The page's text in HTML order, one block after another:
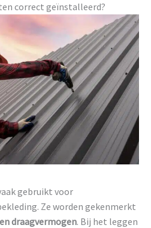
correct geïnstalleerd?
gebruikt voor
Ze worden gekenmerkt
draagvermogen. Bij het leggen